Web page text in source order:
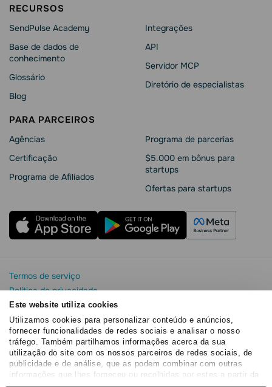
Este website utiliza cookies
Utilizamos cookies para personalizar conteúdo e anúncios,
fornecer funcionalidades de redes sociais e analisar o nosso
tráfego. Também partilhamos informações acerca da sua
utilização do site com os nossos parceiros de redes sociais, de
publicidade e de análise, que as podem combinar com outras
informações que lhes forneceu ou recolhidas por estes a partir da
RECURSOS
SendPulse Academy
Base de dados de
conhecimento
Glossário
Blog
Integrações
API
Servidor MCP
Diretório de especialistas
PARA PARCEIROS
Agências
Сertificação
Programa de Afiliados
Programa de parcerias
$5.000 em bônus para
startups
Ofertas para startups
Termos de serviço
Política de privacidade
Segurança e privacidade da SendPulse
Declaração de Cookie
Acordo de processamento de dados
Copyright© 2015 - 2026. SendPulse. Todos os direitos
reservados